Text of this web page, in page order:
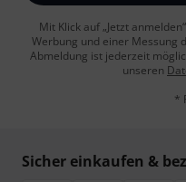
Mit Klick auf „Jetzt
Werbung und einer Messung
Abmeldung ist jederzeit
unseren
*
Sicher einkaufen &